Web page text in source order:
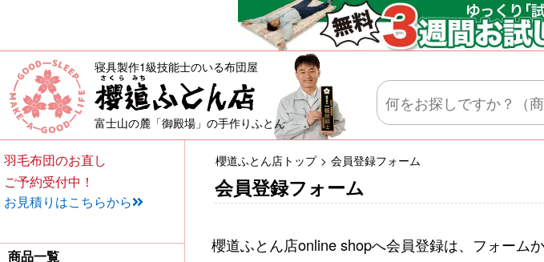
会員登録フォーム
敷布団・掛け布団・羽毛布団・マットレス・肌がけ
寝具製作1級技能士のいる布団屋
富士山の麓「御殿場」の手作りふとん
櫻道ふとん店トップ 会員登録フォーム
櫻道ふとん店online shopへ会員登録は、フォーム
羽毛布団のお直し
ご予約受付中！
お見積りはこちらから
商品一覧